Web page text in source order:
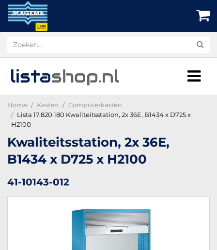
listashop.nl
Home Kasten
Computerkasten
Lista 17.820.180 Kwaliteitsstation, 2x 36E, B1434 x D725 x
H2100
Kwaliteitsstation, 2x 36E,
B1434 x D725 x H2100
41-10143-012